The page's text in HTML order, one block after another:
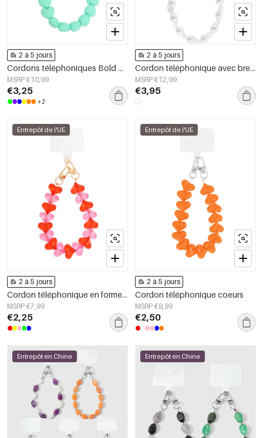
2 à 5 jours
Cordons téléphoniques Bold Heart
MSRP €10,99
€3,25
+2
2 à 5 jours
Cordon téléphonique avec breloque en perles
MSRP €12,99
€3,95
Entrepôt de l'UE
2 à 5 jours
Cordon téléphonique en forme de cœur
MSRP €7,99
€2,25
Entrepôt de l'UE
2 à 5 jours
Cordon téléphonique coeurs
MSRP €8,99
€2,50
Entrepôt en Chine Entrepôt en Chine